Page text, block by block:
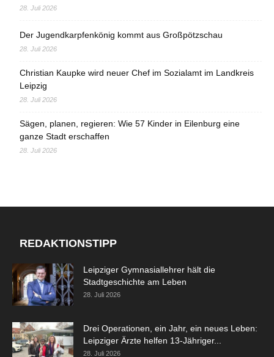
28. Juli 2026
Der Jugendkarpfenkönig kommt aus Großpötzschau
28. Juli 2026
Christian Kaupke wird neuer Chef im Sozialamt im Landkreis
Leipzig
28. Juli 2026
Sägen, planen, regieren: Wie 57 Kinder in Eilenburg eine
ganze Stadt erschaffen
28. Juli 2026
REDAKTIONSTIPP
Leipziger Gymnasiallehrer hält die
Stadtgeschichte am Leben
28. Juli 2026
Drei Operationen, ein Jahr, ein neues Leben:
Leipziger Ärzte helfen 13-Jähriger...
28. Juli 2026